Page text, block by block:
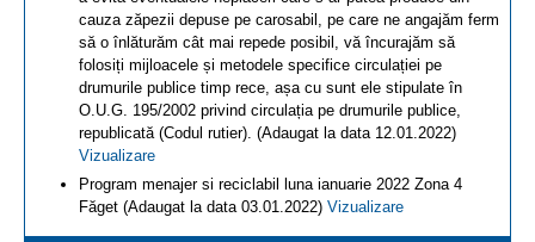
cauza zăpezii depuse pe carosabil, pe care ne angajăm ferm
să o înlăturăm cât mai repede posibil, vă încurajăm să
folosiți mijloacele și metodele specifice circulației pe
drumurile publice timp rece, așa cu sunt ele stipulate în
O.U.G. 195/2002 privind circulația pe drumurile publice,
republicată (Codul rutier). (Adaugat la data 12.01.2022)
Vizualizare
Program menajer si reciclabil luna ianuarie 2022 Zona 4
Făget (Adaugat la data 03.01.2022) Vizualizare